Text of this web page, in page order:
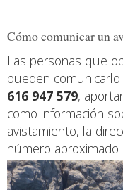
Cómo comunicar un
Las personas que
pueden
616 947 579,
como información
avistamiento, la
número